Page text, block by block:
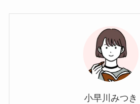
小早川みつき